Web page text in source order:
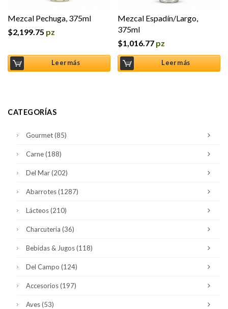
Mezcal Pechuga, 375ml
$2,199.75 pz
Leer más
Mezcal Espadín/Largo,
375ml
$1,016.77 pz
Leer más
CATEGORÍAS
Gourmet(85)
Carne(188)
Del Mar(202)
Abarrotes(1287)
Lácteos(210)
Charcutería (36)
Bebidas & Jugos(118)
Del Campo (124)
Accesorios(197)
Aves(53)